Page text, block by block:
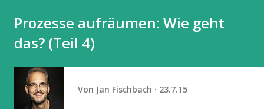
Prozesse aufräumen: Wie geht
das? (Teil 4)
Von Jan Fischbach 23.7.15